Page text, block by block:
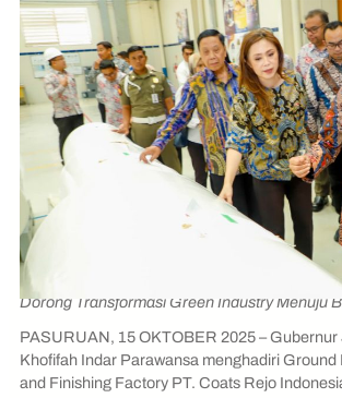
Dorong Transformasi Green Industry Menuju
PASURUAN, 15 OKTOBER 2025 – Gubernur
Khofifah Indar Parawansa menghadiri Ground
and Finishing Factory PT. Coats Rejo